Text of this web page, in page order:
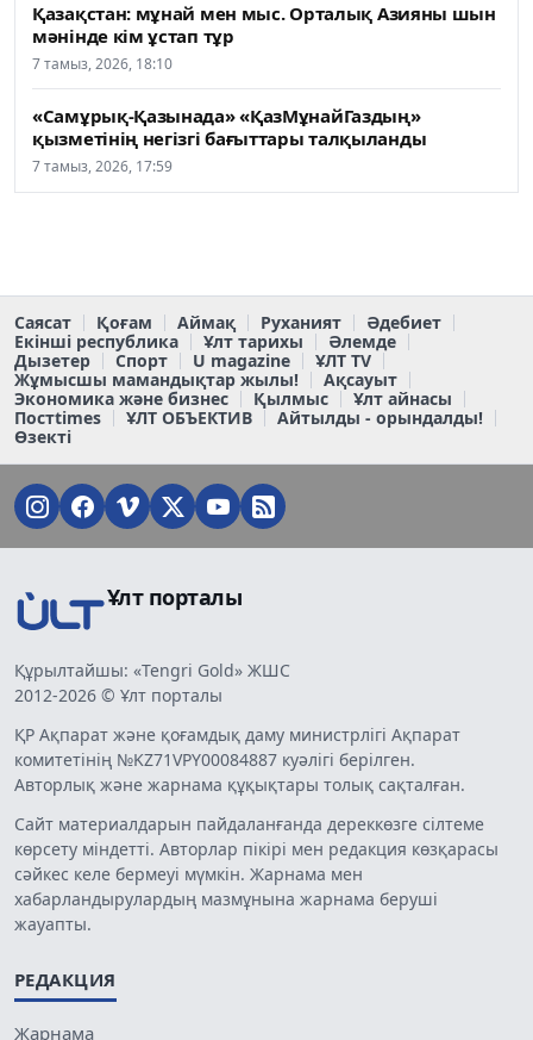
Қазақстан: мұнай мен мыс. Орталық Азияны шын
мәнінде кім ұстап тұр
7 тамыз, 2026, 18:10
«Самұрық-Қазынада» «ҚазМұнайГаздың»
қызметінің негізгі бағыттары талқыланды
7 тамыз, 2026, 17:59
Саясат Қоғам Аймақ Руханият
Әдебиет
Екінші республика
Ұлт тарихы
Әлемде
Дызетер
Спорт U magazine
ҰЛТ TV
Жұмысшы мамандықтар жылы!
Ақсауыт
Экономика және бизнес
Қылмыс
Ұлт айнасы
Постtimes
ҰЛТ ОБЪЕКТИВ
Айтылды - орындалды!
Өзекті
Ұлт порталы
Құрылтайшы: «Tengri Gold» ЖШС
2012-2026 © Ұлт порталы
ҚР Ақпарат және қоғамдық даму министрлігі Ақпарат
комитетінің №KZ71VPY00084887 куәлігі берілген.
Авторлық және жарнама құқықтары толық сақталған.
Сайт материалдарын пайдаланғанда дереккөзге сілтеме
көрсету міндетті. Авторлар пікірі мен редакция көзқарасы
сәйкес келе бермеуі мүмкін. Жарнама мен
хабарландырулардың мазмұнына жарнама беруші
жауапты.
РЕДАКЦИЯ
Жарнама